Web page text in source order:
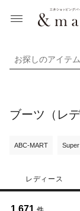
お探しのアイテ
ブーツ（レ
ABC-MART
レディース
1,671